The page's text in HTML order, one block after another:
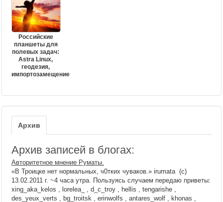
Российские
планшеты для
полевых задач:
Astra Linux,
геодезия,
импортозамещение
Архив
Архив записей в блогах:
Авторитетное мнение Руматы.
«В Троицке нет нормальных, ч0тких чуваков.» irumata (c)
13.02.2011 г. ~4 часа утра. Пользуясь случаем передаю приветы:
xing_aka_kelos , lorelea_ , d_c_troy , hellis , tengarishe ,
des_yeux_verts , bg_troitsk , erinwolfs , antares_wolf , khonas ,